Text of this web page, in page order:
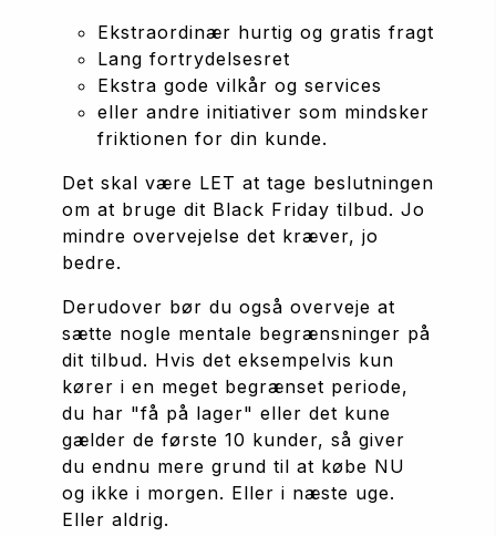
Ekstraordinær hurtig og gratis fragt
Lang fortrydelsesret
Ekstra gode vilkår og services
eller andre initiativer som mindsker
friktionen for din kunde.
Det skal være LET at tage beslutningen
om at bruge dit Black Friday tilbud. Jo
mindre overvejelse det kræver, jo
bedre.
Derudover bør du også overveje at
sætte nogle mentale begrænsninger på
dit tilbud. Hvis det eksempelvis kun
kører i en meget begrænset periode,
du har "få på lager" eller det kune
gælder de første 10 kunder, så giver
du endnu mere grund til at købe NU
og ikke i morgen. Eller i næste uge.
Eller aldrig.